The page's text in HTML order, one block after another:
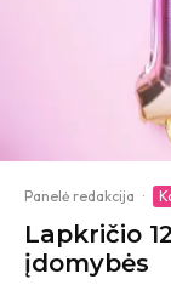
Panelė redakcija ·
Lapkričio
įdomybės